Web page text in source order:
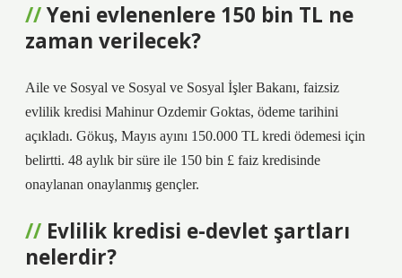
Yeni evlenenlere 150 bin TL ne
zaman verilecek?
Aile ve Sosyal ve Sosyal ve Sosyal İşler Bakanı, faizsiz
evlilik kredisi Mahinur Ozdemir Goktas, ödeme tarihini
açıkladı. Gökuş, Mayıs ayını 150.000 TL kredi ödemesi için
belirtti. 48 aylık bir süre ile 150 bin £ faiz kredisinde
onaylanan onaylanmış gençler.
Evlilik kredisi e-devlet şartları
nelerdir?